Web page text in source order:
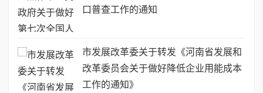
口普查工作的通知
市发展改革委关于转发《河南省发展和
改革委员会关于做好降低企业用能成本
工作的通知》